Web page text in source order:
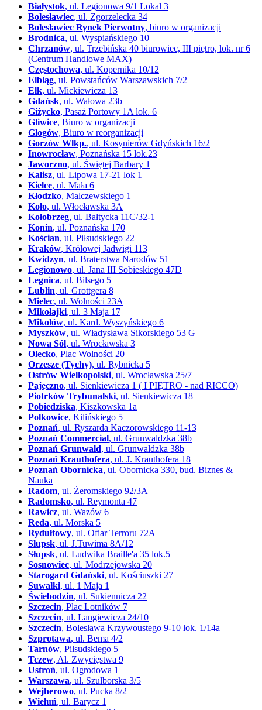
Białystok, ul. Legionowa 9/1 Lokal 3
Bolesławiec, ul. Zgorzelecka 34
Bolesławiec Rynek Pierwotny, biuro w organizacji
Brodnica, ul. Wyspiańskiego 10
Chrzanów, ul. Trzebińska 40 biurowiec, III piętro, lok. nr 6
(Centrum Handlowe MAX)
Częstochowa, ul. Kopernika 10/12
Elbląg, ul. Powstańców Warszawskich 7/2
Ełk, ul. Mickiewicza 13
Gdańsk, ul. Wałowa 23b
Giżycko, Pasaż Portowy 1A lok. 6
Gliwice, Biuro w organizacji
Głogów, Biuro w reorganizacji
Gorzów Wlkp., ul. Kosynierów Gdyńskich 16/2
Inowrocław, Poznańska 15 lok.23
Jaworzno, ul. Świętej Barbary 1
Kalisz, ul. Lipowa 17-21 lok 1
Kielce, ul. Mała 6
Kłodzko, Malczewskiego 1
Koło, ul. Włocławska 3A
Kołobrzeg, ul. Bałtycka 11C/32-1
Konin, ul. Poznańska 170
Kościan, ul. Piłsudskiego 22
Kraków, Królowej Jadwigi 113
Kwidzyn, ul. Braterstwa Narodów 51
Legionowo, ul. Jana III Sobieskiego 47D
Legnica, ul. Bilsego 5
Lublin, ul. Grottgera 8
Mielec, ul. Wolności 23A
Mikołajki, ul. 3 Maja 17
Mikołów, ul. Kard. Wyszyńskiego 6
Myszków, ul. Władysława Sikorskiego 53 G
Nowa Sól, ul. Wrocławska 3
Olecko, Plac Wolności 20
Orzesze (Tychy), ul. Rybnicka 5
Ostrów Wielkopolski, ul. Wrocławska 25/7
Pajęczno, ul. Sienkiewicza 1 ( I PIĘTRO - nad RICCO)
Piotrków Trybunalski, ul. Sienkiewicza 18
Pobiedziska, Kiszkowska 1a
Polkowice, Kilińskiego 5
Poznań, ul. Ryszarda Kaczorowskiego 11-13
Poznań Commercial, ul. Grunwaldzka 38b
Poznań Grunwald, ul. Grunwaldzka 38b
Poznań Krauthofera, ul. J. Krauthofera 18
Poznań Obornicka, ul. Obornicka 330, bud. Biznes &
Nauka
Radom, ul. Żeromskiego 92/3A
Radomsko, ul. Reymonta 47
Rawicz, ul. Wazów 6
Reda, ul. Morska 5
Rydułtowy, ul. Ofiar Terroru 72A
Słupsk, ul. J.Tuwima 8A/12
Słupsk, ul. Ludwika Braille'a 35 lok.5
Sosnowiec, ul. Modrzejowska 20
Starogard Gdański, ul. Kościuszki 27
Suwałki, ul. 1 Maja 1
Świebodzin, ul. Sukiennicza 22
Szczecin, Plac Lotników 7
Szczecin, ul. Langiewicza 24/10
Szczecin, Bolesława Krzywoustego 9-10 lok. 1/14a
Szprotawa, ul. Bema 4/2
Tarnów, Piłsudskiego 5
Tczew, Al. Zwycięstwa 9
Ustroń, ul. Ogrodowa 1
Warszawa, ul. Szulborska 3/5
Wejherowo, ul. Pucka 8/2
Wieluń, ul. Barycz 1